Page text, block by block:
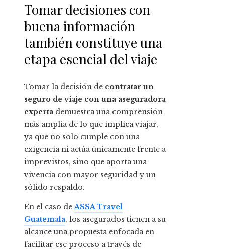
Tomar decisiones con
buena información
también constituye una
etapa esencial del viaje
Tomar la decisión de contratar un
seguro de viaje con una aseguradora
experta demuestra una comprensión
más amplia de lo que implica viajar,
ya que no solo cumple con una
exigencia ni actúa únicamente frente a
imprevistos, sino que aporta una
vivencia con mayor seguridad y un
sólido respaldo.
En el caso deASSA Travel
Guatemala, los asegurados tienen a su
alcance una propuesta enfocada en
facilitar ese proceso a través de